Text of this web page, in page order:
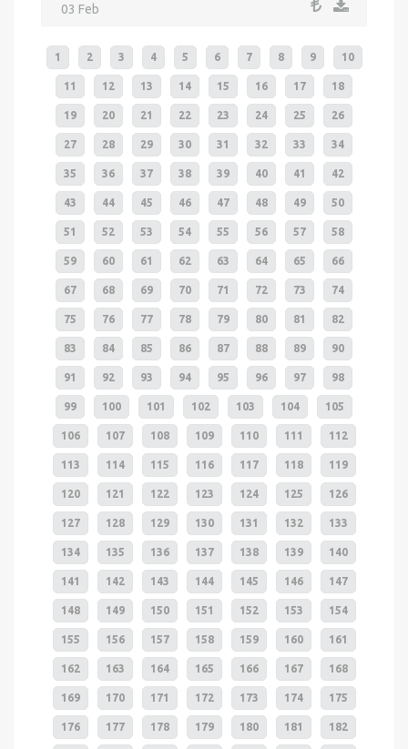
03 Feb
1 2 3 4 5 6 7 8 9 10
11 12 13 14 15 16 17 18
19 20 21 22 23 24 25 26
27 28 29 30 31 32 33 34
35 36 37 38 39 40 41 42
43 44 45 46 47 48 49 50
51 52 53 54 55 56 57 58
59 60 61 62 63 64 65 66
67 68 69 70 71 72 73 74
75 76 77 78 79 80 81 82
83 84 85 86 87 88 89 90
91 92 93 94 95 96 97 98
99 100 101 102 103 104 105
106 107 108 109 110 111 112
113 114 115 116 117 118 119
120 121 122 123 124 125 126
127 128 129 130 131 132 133
134 135 136 137 138 139 140
141 142 143 144 145 146 147
148 149 150 151 152 153 154
155 156 157 158 159 160 161
162 163 164 165 166 167 168
169 170 171 172 173 174 175
176 177 178 179 180 181 182